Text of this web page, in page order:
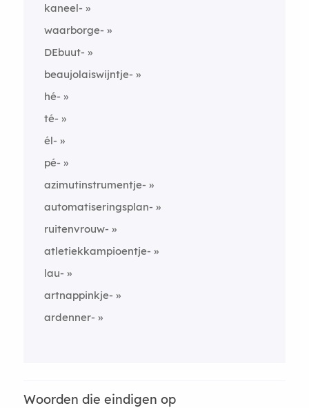
kaneel-
waarborge-
DEbuut-
beaujolaiswijntje-
hé-
té-
él-
pé-
azimutinstrumentje-
automatiseringsplan-
ruitenvrouw-
atletiekkampioentje-
lau-
artnappinkje-
ardenner-
Woorden die eindigen op